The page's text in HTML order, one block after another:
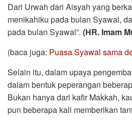
Dari Urwah dari Aisyah yang
menikahiku pada bulan Syawal,
pada bulan Syawal”. (HR. Imam
(baca juga: Puasa Syawal sama
Selain itu, dalam upaya
dalam bentuk peperangan
Bukan hanya dari kafir Makkah,
pun beberapa kali memberikan